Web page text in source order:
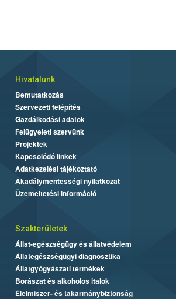
Hivatalunk
Bemutatkozás
Szervezeti felépítés
Gazdálkodási adatok
Felügyeleti szervünk
Projektek
Kapcsolódó linkek
Adatkezelési tájékoztató
Akadálymentességi nyilatkozat
Üzemeltetési információ
Szakterületek
Állat-egészségügy és állatvédelem
Állategészségügyi diagnosztika
Állatgyógyászati termékek
Borászat és alkoholos italok
Élelmiszer- és takarmánybiztonság